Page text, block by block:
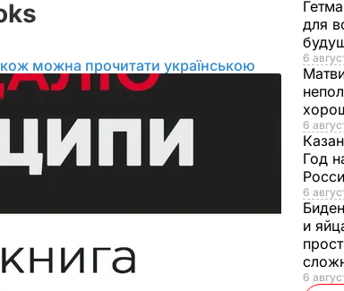
можна прочитати українською
для
6
6
Год
6
и
6